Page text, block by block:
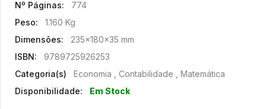
Nº Páginas:
774
Peso:
1.160 Kg
Dimensões:
235x180x35 mm
ISBN:
9789725926253
Categoria(s)
Economia , Contabilidade , Matemática
Disponibilidade:
Em Stock